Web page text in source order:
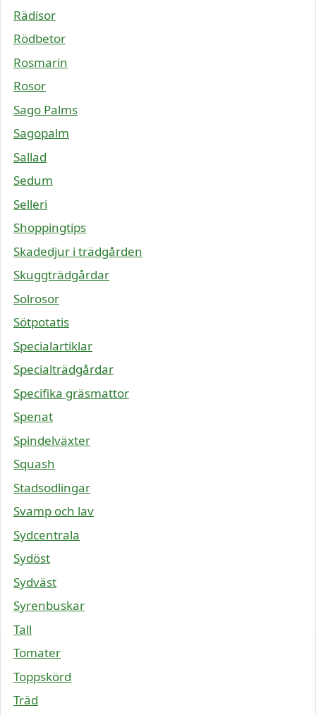
Rädisor
Rödbetor
Rosmarin
Rosor
Sago Palms
Sagopalm
Sallad
Sedum
Selleri
Shoppingtips
Skadedjur i trädgården
Skuggträdgårdar
Solrosor
Sötpotatis
Specialartiklar
Specialträdgårdar
Specifika gräsmattor
Spenat
Spindelväxter
Squash
Stadsodlingar
Svamp och lav
Sydcentrala
Sydöst
Sydväst
Syrenbuskar
Tall
Tomater
Toppskörd
Träd